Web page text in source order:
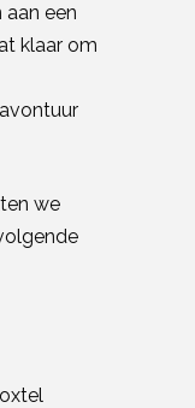
een
klaar om
we